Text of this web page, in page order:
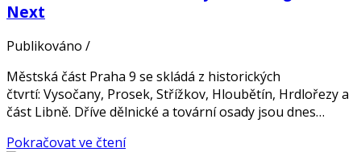
Next
Publikováno /
Městská část Praha 9 se skládá z historických
čtvrtí: Vysočany, Prosek, Střížkov, Hloubětín, Hrdlořezy a
část Libně. Dříve dělnické a tovární osady jsou dnes…
Pokračovat ve čtení